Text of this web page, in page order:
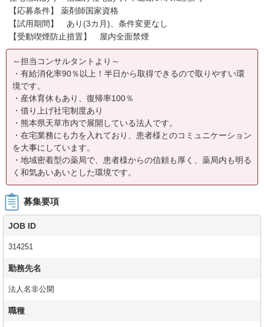
【応募条件】 薬剤師国家資格
【試用期間】 あり(3カ月)、条件変更なし
【受動喫煙防止措置】 屋内全面禁煙
～担当コンサルタントより～
・有給消化率90％以上！半日から取得できるので取りやすい環
境です。
・産休育休もあり、復帰率100％
・借り上げ社宅制度あり
・熊本県天草市内で展開している法人です。
・在宅業務にも力を入れており、患者様とのコミュニケーション
を大事にしています。
・地域密着型の薬局で、患者様からの信頼も厚く、薬局内も明る
く和気あいあいとした環境です。
募集要項
JOB ID
314251
勤務先名
法人名非公開
職種